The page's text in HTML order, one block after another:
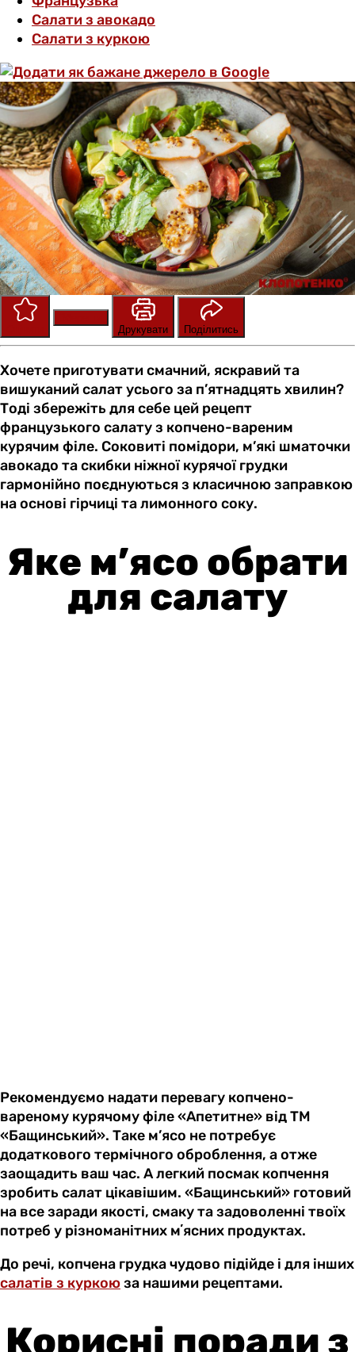
Салати з авокадо
Салати з куркою
Друкувати
Поділитись
Хочете приготувати смачний, яскравий та
вишуканий салат усього за п’ятнадцять хвилин?
Тоді збережіть для себе цей рецепт
французького салату з копчено-вареним
курячим філе. Соковиті помідори, м’які шматочки
авокадо та скибки ніжної курячої грудки
гармонійно поєднуються з класичною заправкою
на основі гірчиці та лимонного соку.
Яке м’ясо обрати
для салату
Рекомендуємо надати перевагу копчено-
вареному курячому філе «Апетитне» від ТМ
«Бащинський». Таке м’ясо не потребує
додаткового термічного оброблення, а отже
заощадить ваш час. А легкий посмак копчення
зробить салат цікавішим. «Бащинський» готовий
на все заради якості, смаку та задоволенні твоїх
потреб у різноманітних мʼясних продуктах.
До речі, копчена грудка чудово підійде і для інших
салатів з куркоюза нашими рецептами.
Корисні поради з